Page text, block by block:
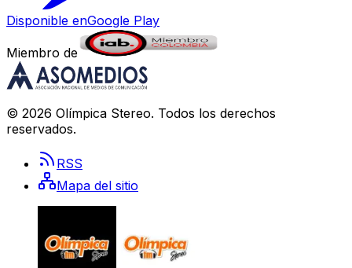
Disponible enGoogle Play
Miembro de
© 2026 Olímpica Stereo. Todos los derechos
reservados.
RSS
Mapa del sitio